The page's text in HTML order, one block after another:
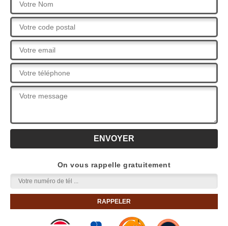
On vous rappelle gratuitement